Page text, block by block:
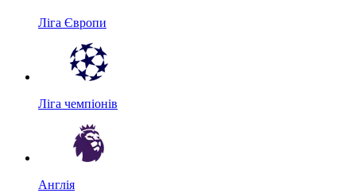
Ліга Європи
Ліга чемпіонів
Англія